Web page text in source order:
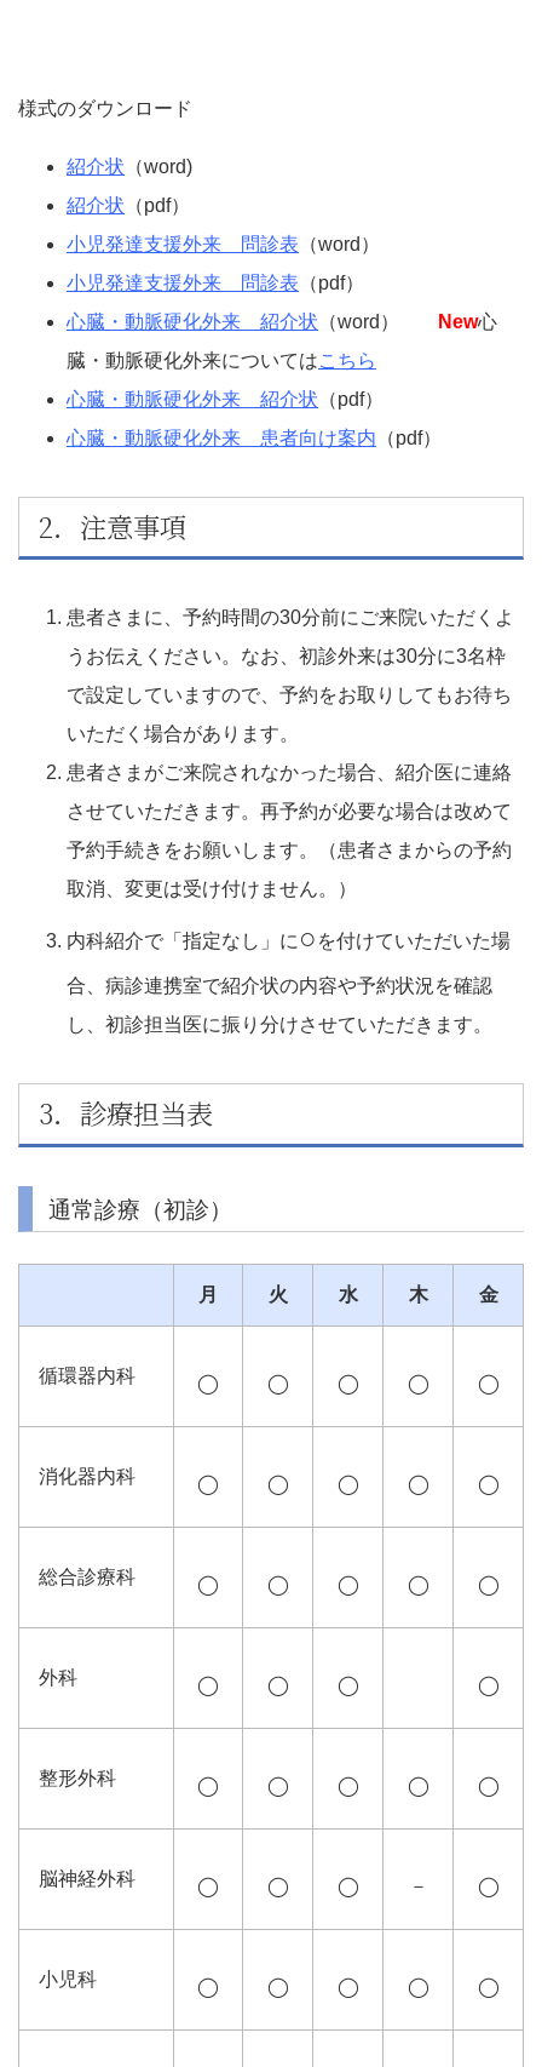
様式のダウンロード
紹介状 （word)
紹介状 （pdf）
小児発達支援外来 問診表 （word）
小児発達支援外来 問診表 （pdf）
心臓・動脈硬化外来 紹介状 （word） New心
臓・動脈硬化外来についてはこちら
心臓・動脈硬化外来 紹介状 （pdf）
心臓・動脈硬化外来 患者向け案内 （pdf）
2．注意事項
患者さまに、予約時間の30分前にご来院いただくよ
うお伝えください。なお、初診外来は30分に3名枠
で設定していますので、予約をお取りしてもお待ち
いただく場合があります。
患者さまがご来院されなかった場合、紹介医に連絡
させていただきます。再予約が必要な場合は改めて
予約手続きをお願いします。（患者さまからの予約
取消、変更は受け付けません。）
内科紹介で「指定なし」に ○ を付けていただいた場
合、病診連携室で紹介状の内容や予約状況を確認
し、初診担当医に振り分けさせていただきます。
3．診療担当表
通常診療（初診）
月 火 水 木 金
循環器内科 ◯ ◯ ◯ ◯ ◯
消化器内科 ◯ ◯ ◯ ◯ ◯
総合診療科 ◯ ◯ ◯ ◯ ◯
外科 ◯ ◯ ◯ ◯
整形外科 ◯ ◯ ◯ ◯ ◯
脳神経外科 ◯ ◯ ◯ － ◯
小児科 ◯ ◯ ◯ ◯ ◯